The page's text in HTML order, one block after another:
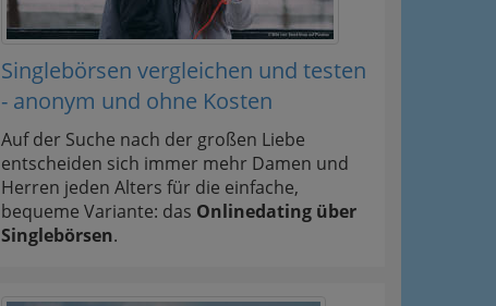
Singlebörsen vergleichen und testen
- anonym und ohne Kosten
Auf der Suche nach der großen Liebe
entscheiden sich immer mehr Damen und
Herren jeden Alters für die einfache,
bequeme Variante: das Onlinedating über
Singlebörsen.